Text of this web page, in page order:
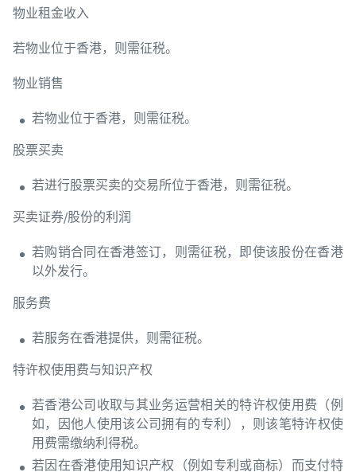
物业租金收入
若物业位于香港，则需征税。
物业销售
若物业位于香港，则需征税。
股票买卖
若进行股票买卖的交易所位于香港，则需征税。
买卖证券/股份的利润
若购销合同在香港签订，则需征税，即使该股份在香港
以外发行。
服务费
若服务在香港提供，则需征税。
特许权使用费与知识产权
若香港公司收取与其业务运营相关的特许权使用费（例
如，因他人使用该公司拥有的专利），则该笔特许权使
用费需缴纳利得税。
若因在香港使用知识产权（例如专利或商标）而支付特